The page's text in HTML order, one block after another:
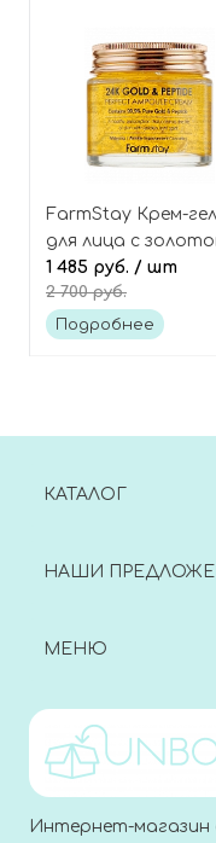
FarmStay Крем-
для лица с
пептидами 24K gold &
peptide perfect
ampoule cream
1 485 руб. / шт
2 700 руб.
Подробнее
КАТАЛОГ
НАШИ
МЕНЮ
Интернет-магазин